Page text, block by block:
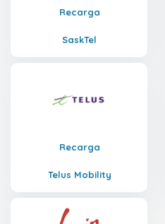
Recarga
SaskTel
Recarga
Telus Mobility